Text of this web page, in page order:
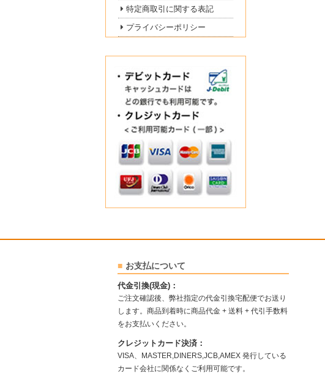
特定商取引に関する表記
プライバシーポリシー
お支払について
代金引換(現金)：
ご注文確認後、弊社指定の代金引換宅配便でお送り
します。商品到着時に商品代金 + 送料 + 代引手数料
をお支払いください。
クレジットカード決済：
VISA、MASTER,DINERS,JCB,AMEX 発行している
カード会社に関係なくご利用可能です。